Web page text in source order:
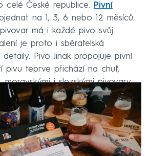
celé České republice. Pivní
na 1, 3, 6 nebo 12 měsíců.
má i každé pivo svůj
je proto i sběratelská
Pivo Jinak propojuje pivní
pivu teprve přichází na chuť,
moravskými i slezskými pivovary.